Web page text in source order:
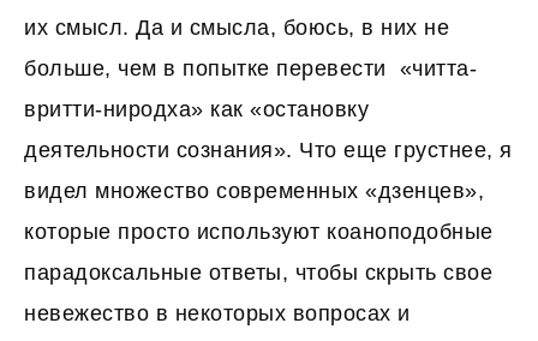
их смысл. Да и смысла, боюсь, в них не
больше, чем в попытке перевести «читта-
вритти-ниродха» как «остановку
деятельности сознания». Что еще грустнее, я
видел множество современных «дзенцев»,
которые просто используют коаноподобные
парадоксальные ответы, чтобы скрыть свое
невежество в некоторых вопросах и